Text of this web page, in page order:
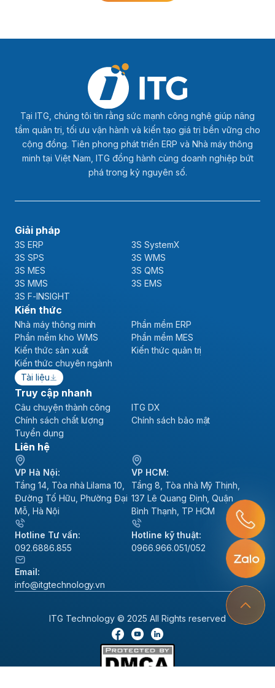
Tại ITG, chúng tôi tin rằng sức mạnh công nghệ giúp nâng
tầm quản trị, tối ưu vận hành và kiến tạo giá trị bền vững cho
cộng đồng. Tiên phong phát triển ERP và Nhà máy thông
minh tại Việt Nam, ITG đồng hành cùng doanh nghiệp bứt
phá trong kỷ nguyên số.
Giải pháp
3S ERP
3S SystemX
3S SPS
3S WMS
3S MES
3S QMS
3S MMS
3S EMS
3S F-INSIGHT
Kiến thức
Nhà máy thông minh
Phần mềm ERP
Phần mềm kho WMS
Phần mềm MES
Kiến thức sản xuất
Kiến thức quản trị
Kiến thức chuyên ngành
Tài liệu
Truy cập nhanh
Câu chuyện thành công
ITG DX
Chính sách chất lượng
Chính sách bảo mật
Tuyển dụng
Liên hệ
VP Hà Nội:
Tầng 14, Tòa nhà Lilama 10,
Đường Tố Hữu, Phường Đại
Mỗ, Hà Nội
VP HCM:
Tầng 8, Tòa nhà Mỹ Thịnh,
137 Lê Quang Định, Quận
Bình Thạnh, TP HCM
Hotline Tư vấn:
092.6886.855
Hotline kỹ thuật:
0966.966.051/052
Email:
info@itgtechnology.vn
ITG Technology © 2025 All Rights reserved